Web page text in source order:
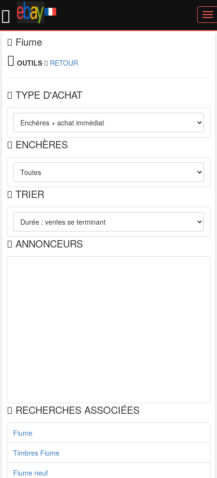
Fiume
OUTILS RETOUR
TYPE D'ACHAT
ENCHÈRES
TRIER
ANNONCEURS
RECHERCHES ASSOCIÉES
Fiume
Timbres Fiume
Fiume neuf